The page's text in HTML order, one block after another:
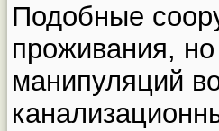
Подобные
проживания,
манипуляций